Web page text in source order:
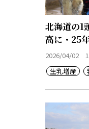
北海道の1
高に・25
2026/04/02
生乳増産